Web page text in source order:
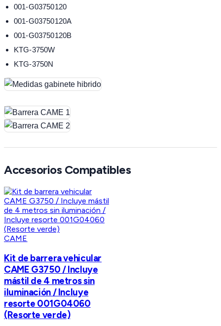
001-G03750120
001-G03750120A
001-G03750120B
KTG-3750W
KTG-3750N
Accesorios Compatibles
CAME
Kit de barrera vehicular
CAME G3750 / Incluye
mástil de 4 metros sin
iluminación / Incluye
resorte 001G04060
(Resorte verde)